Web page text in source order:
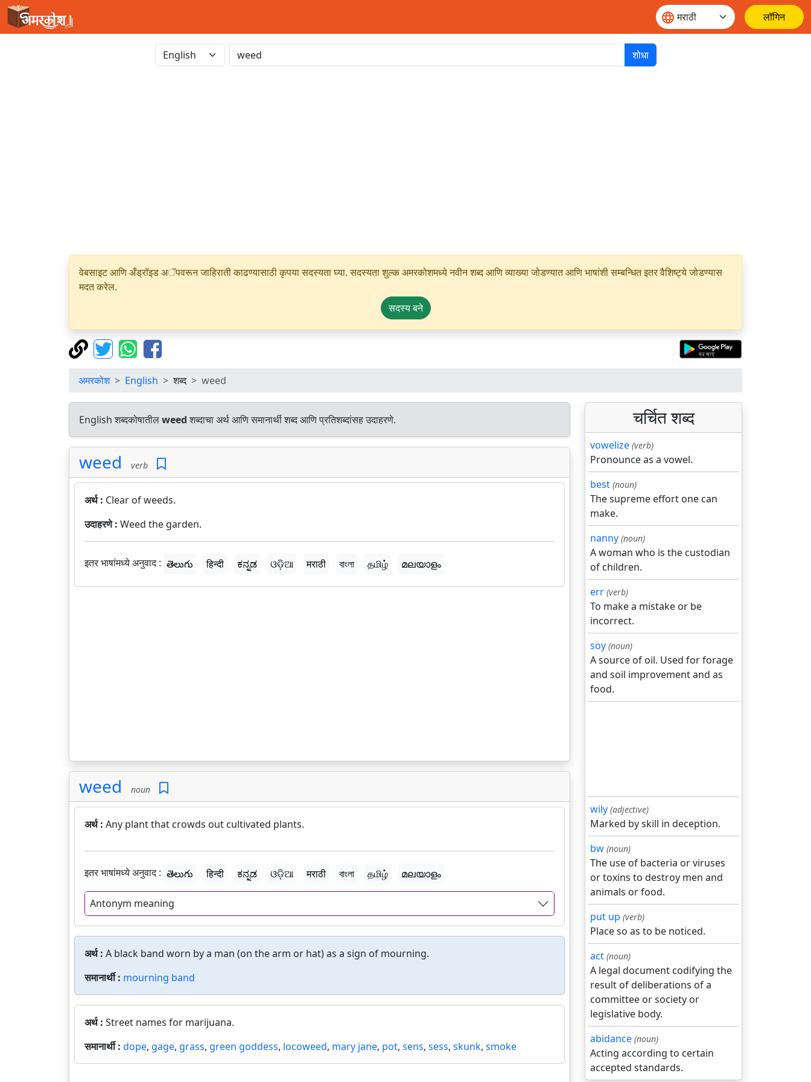
लॉगिन
शोधा
वेबसाइट आणि अँड्रॉइड अॅपवरून जाहिराती काढण्यासाठी कृपया सदस्यता घ्या. सदस्यता शुल्क अमरकोशमध्ये नवीन शब्द आणि व्याख्या जोडण्यात आणि भाषांशी सम्बन्धित इतर वैशिष्ट्ये जोडण्यास
मदत करेल.
सदस्य बने
अमरकोश English शब्द weed
English शब्दकोषातीलweedशब्दाचा अर्थ आणि समानार्थी शब्द आणि प्रतिशब्दांसह उदाहरणे.
weed verb
अर्थ : Clear of weeds.
उदाहरणे : Weed the garden.
इतर भाषांमध्ये अनुवाद : తెలుగు हिन्दी ಕನ್ನಡ ଓଡ଼ିଆ मराठी বাংলা தமிழ் മലയാളം
weed noun
अर्थ : Any plant that crowds out cultivated plants.
इतर भाषांमध्ये अनुवाद : తెలుగు हिन्दी ಕನ್ನಡ ଓଡ଼ିଆ मराठी বাংলা தமிழ் മലയാളം
Antonym meaning
अर्थ : A black band worn by a man (on the arm or hat) as a sign of mourning.
समानार्थी : mourning band
अर्थ : Street names for marijuana.
समानार्थी : dope, gage, grass, green goddess, locoweed, mary jane, pot, sens, sess, skunk, smoke
चर्चित शब्द
vowelize (verb)
Pronounce as a vowel.
best (noun)
The supreme effort one can
make.
nanny (noun)
A woman who is the custodian
of children.
err (verb)
To make a mistake or be
incorrect.
soy (noun)
A source of oil. Used for forage
and soil improvement and as
food.
wily (adjective)
Marked by skill in deception.
bw (noun)
The use of bacteria or viruses
or toxins to destroy men and
animals or food.
put up (verb)
Place so as to be noticed.
act (noun)
A legal document codifying the
result of deliberations of a
committee or society or
legislative body.
abidance (noun)
Acting according to certain
accepted standards.